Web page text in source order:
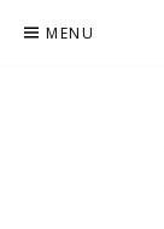
MENU